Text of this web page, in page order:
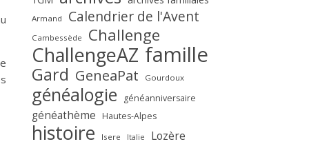
Armand Calendrier de l'Avent
Cambessède Challenge
ChallengeAZ famille
Gard GeneaPat Gourdoux
généalogie généanniversaire
généathème Hautes-Alpes
histoire Isere Italie Lozère